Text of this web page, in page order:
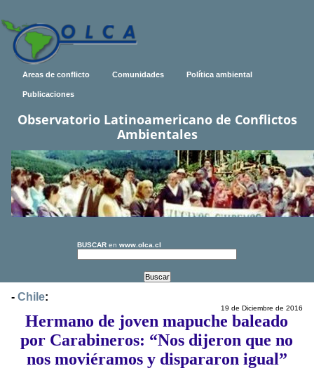
Areas de conflicto Comunidades Política ambiental
Publicaciones
Observatorio Latinoamericano de Conflictos
Ambientales
BUSCAR en www.olca.cl
- Chile:
19 de Diciembre de 2016
Hermano de joven mapuche baleado
por Carabineros: “Nos dijeron que no
nos moviéramos y dispararon igual”